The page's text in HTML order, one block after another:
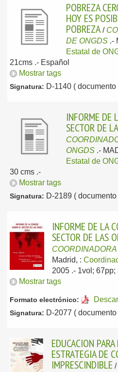
POBREZA
HOY ES
POBREZA /
DE ONGDS .-
Estatal de
21cms .- Español
Mostrar tags
Signatura: D-1140 ( documento
INFORME DE
SECTOR DE
ONGDS .-
Estatal de
30 cms .-
Mostrar tags
Signatura: D-2189 ( documento
INFORME DE LA
SECTOR DE LAS
Madrid, :
2005 .- 1vol; 67pp;
Mostrar tags
Formato electrónico:
Signatura: D-2077 ( documento
EDUCACION
ESTRATEGIA DE
IMPRESCINDIBLE /